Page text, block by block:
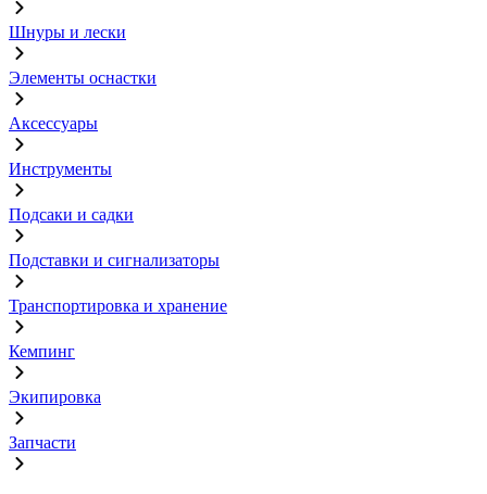
Шнуры и лески
Элементы оснастки
Аксессуары
Инструменты
Подсаки и садки
Подставки и сигнализаторы
Транспортировка и хранение
Кемпинг
Экипировка
Запчасти